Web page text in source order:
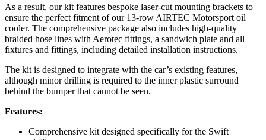
As a result, our kit features bespoke laser-cut mounting brackets to
ensure the perfect fitment of our 13-row AIRTEC Motorsport oil
cooler. The comprehensive package also includes high-quality
braided hose lines with Aerotec fittings, a sandwich plate and all
fixtures and fittings, including detailed installation instructions.
The kit is designed to integrate with the car’s existing features,
although minor drilling is required to the inner plastic surround
behind the bumper that cannot be seen.
Features:
Comprehensive kit designed specifically for the Swift